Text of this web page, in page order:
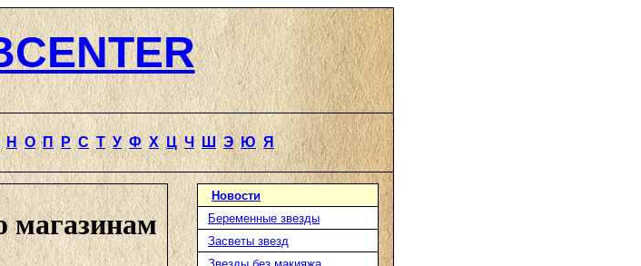
Н О П Р С Т У Ф Х Ц Ч Ш Э Ю Я
магазинам
Новости
Беременные звезды
Засветы звезд